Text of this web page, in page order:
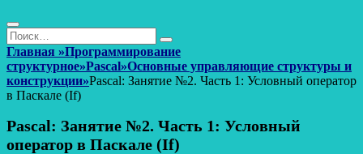
Поиск
Найти:
Поиск
Главная »Программирование
структурное»Pascal»Основные управляющие структуры и
конструкции»Pascal: Занятие №2. Часть 1: Условный оператор
в Паскале (If)
Pascal: Занятие №2. Часть 1: Условный
оператор в Паскале (If)